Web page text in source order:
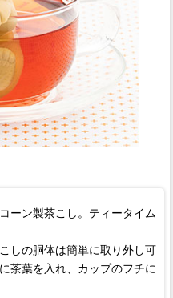
ーン製茶こし。ティータイム
しの胴体は簡単に取り外し可
茶葉を入れ、カップのフチに